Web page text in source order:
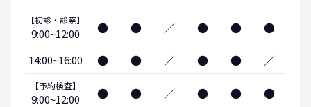
【初診・診察】
9:00~12:00 ● ● ／ ● ● ●
14:00~16:00 ● ● ／ ● ● ／
【予約検査】
9:00~12:00 ● ● ／ ● ● ●